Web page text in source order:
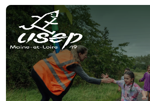
Panneau de gestion des cookies